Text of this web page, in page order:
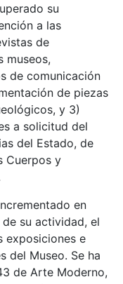
su
a las
de
museos,
de comunicación
de piezas
y 3)
a solicitud del
del Estado, de
Cuerpos y
en
su actividad, el
exposiciones e
del Museo. Se ha
de Arte Moderno,